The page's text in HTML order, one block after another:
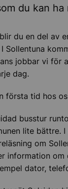
regler och
lokaler
och inköp
du kan ha
du en del av
Sollentuna
jobbar vi för
dag.
första tid hos
busstur
lite bättre.
om
information
dator,